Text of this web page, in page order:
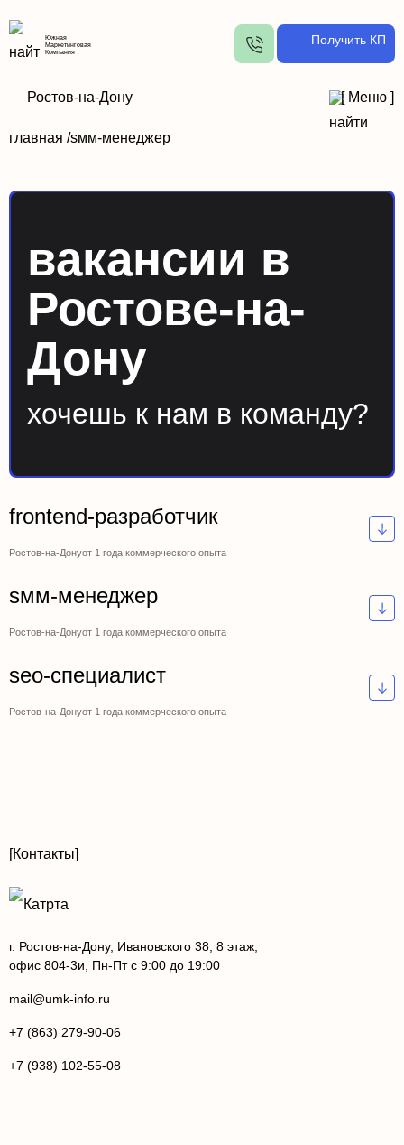
Южная
Маркетинговая
Компания
Получить КП
Ростов-на-Дону [ Меню ]
главная /sмм-менеджер
вакансии в
Ростове-на-
Дону
хочешь к нам в команду?
frontend-разработчик
Ростов-на-Донуот 1 года коммерческого опыта
sмм-менеджер
Ростов-на-Донуот 1 года коммерческого опыта
seo-специалист
Ростов-на-Донуот 1 года коммерческого опыта
[Контакты]
г. Ростов-на-Дону, Ивановского 38, 8 этаж,
офис 804-3и, Пн-Пт с 9:00 до 19:00
mail@umk-info.ru
+7 (863) 279-90-06
+7 (938) 102-55-08